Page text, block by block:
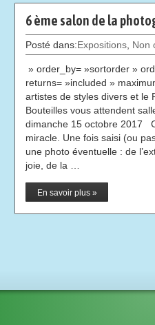
6 ème salon de la
Posté dans:Expositions Non
» order_by= »sortorder »
returns= »included »
artistes de styles divers et le
Bouteilles vous attendent
dimanche 15 octobre 2017
miracle. Une fois saisi (ou
une photo éventuelle : de
joie, de la …
En savoir plus »